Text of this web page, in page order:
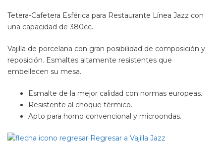
Tetera-Cafetera Esférica para Restaurante Línea Jazz con
una capacidad de 380cc.
Vajilla de porcelana con gran posibilidad de composición y
reposición. Esmaltes altamente resistentes que
embellecen su mesa.
Esmalte de la mejor calidad con normas europeas.
Resistente al choque térmico.
Apto para horno convencional y microondas.
Regresar a Vajilla Jazz